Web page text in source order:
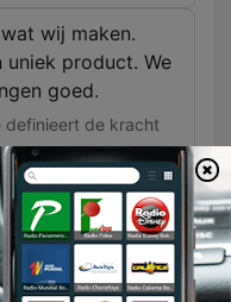
wij maken.
uniek product. We
goed.
definieert de kracht
product, maar
kwaliteiten.
was, zou het
bedrijf in de
en ook niet